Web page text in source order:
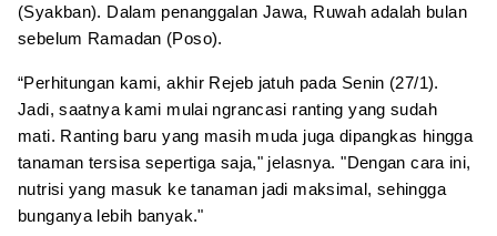
(Syakban). Dalam penanggalan Jawa, Ruwah adalah bulan
sebelum Ramadan (Poso).
“Perhitungan kami, akhir Rejeb jatuh pada Senin (27/1).
Jadi, saatnya kami mulai ngrancasi ranting yang sudah
mati. Ranting baru yang masih muda juga dipangkas hingga
tanaman tersisa sepertiga saja," jelasnya. "Dengan cara ini,
nutrisi yang masuk ke tanaman jadi maksimal, sehingga
bunganya lebih banyak."